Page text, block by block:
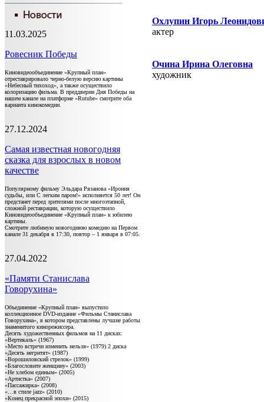
11.03.2025
Ровесник Победы
Киновидеообъединение «Крупный план»
отреставрировало черно-белую версию картины
«Небесный тихоход», а также осуществило
колоризацию фильма. В преддверии Дня Победы на
нашем канале на платформе «Rutube» смотрите оба
варианта кинокомедии.
27.12.2024
Самая известная новогодняя
сказка для взрослых в новом
качестве
Популярному фильму Эльдара Рязанова «Ирония
судьбы, или С легким паром!» исполняется 50 лет! Он
предстанет перед зрителями после многоэтапной,
сложной реставрации, которую осуществило
Киновидеообъединение «Крупный план» к юбилею
картины.
Смотрите любимую новогоднюю комедию на Первом
канале 31 декабря в 17:30, повтор – 1 января в 07:05.
27.04.2022
«Памяти Станислава
Говорухина»
Объединение «Крупный план» выпустило
коллекционное DVD-издание «Фильмы Станислава
Говорухина», в котором представлены лучшие работы
знаменитого кинорежиссера.
Десять художественных фильмов на 11 дисках:
«Вертикаль» (1967)
«Место встречи изменить нельзя» (1979) 2 диска
«Десять негритят» (1987)
«Ворошиловский стрелок» (1999)
«Благословите женщину» (2003)
«Не хлебом единым» (2005)
«Артистка» (2007)
«Пассажирка» (2008)
«…в стиле jazz» (2010)
«Конец прекрасной эпохи» (2015)
Охлупин Игорь
актер
Очина Ирина Олеговна
художник